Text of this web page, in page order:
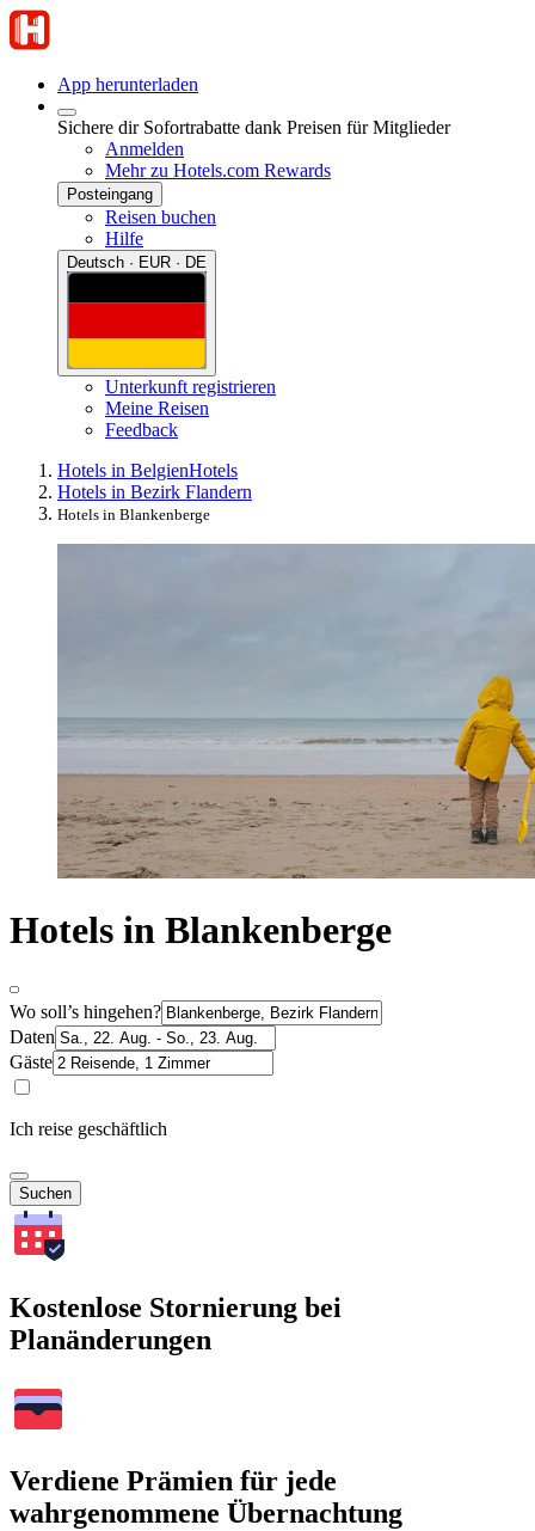
App herunterladen
Sichere dir Sofortrabatte dank Preisen für Mitglieder
Anmelden
Mehr zu Hotels.com Rewards
Posteingang
Reisen buchen
Hilfe
Deutsch · EUR · DE
Unterkunft registrieren
Meine Reisen
Feedback
Hotels in BelgienHotels
Hotels in Bezirk Flandern
Hotels in Blankenberge
Hotels in Blankenberge
Wo soll’s hingehen?
Daten
Gäste
Ich reise geschäftlich
Suchen
Kostenlose Stornierung bei
Planänderungen
Verdiene Prämien für jede
wahrgenommene Übernachtung